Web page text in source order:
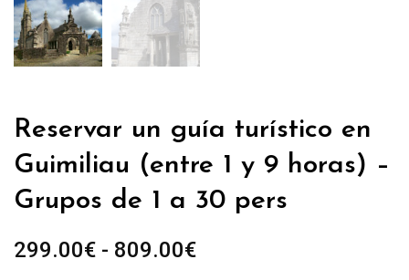
Reservar un guía turístico en
Guimiliau (entre 1 y 9 horas) –
Grupos de 1 a 30 pers
299.00€ - 809.00€Rango